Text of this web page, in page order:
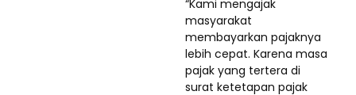
“Kami mengajak
masyarakat
membayarkan pajaknya
lebih cepat. Karena masa
pajak yang tertera di
surat ketetapan pajak